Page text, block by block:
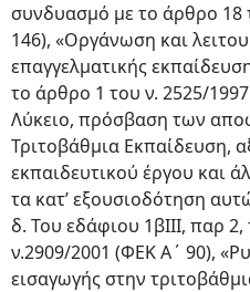
συνδυασμό με το άρθρο 18
146), «Οργάνωση και
επαγγελματικής
το άρθρο 1 του ν. 2525/
Λύκειο, πρόσβαση των
Τριτοβάθμια Εκπαίδευση,
εκπαιδευτικού έργου και
τα κατ’ εξουσιοδότηση
δ. Του εδάφιου 1βΙΙΙ, παρ
ν.2909/2001 (ΦΕΚ Α΄ 90),
εισαγωγής στην